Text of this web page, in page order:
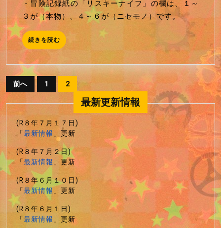
正
日
・冒険記録紙の「リスキーナイフ」の欄は、１～
３が（本物）、４～６が（ニセモノ）です。
続きを読む 続
き
読
む
投
稿
の
ペ
ー
ジ
送
り
前へ 1 2
最新更新情報
(R８年７月１７日)
「最新情報」更新
(R８年７月２日)
「最新情報」更新
(R８年６月１０日)
「最新情報」更新
(R８年６月１日)
「最新情報」更新